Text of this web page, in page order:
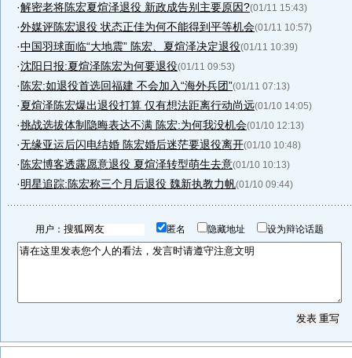
·解密老将陈宏夏煊泽退役 新政成告别主要原因?(01/11 15:43)
·外媒评陈宏退役 状态正佳为何不能得到平等机会(01/11 10:57)
·中国羽球面临“大地震” 陈宏、夏煊泽决定退役(01/11 10:39)
·沈阳日报:夏煊泽陈宏为何要退役(01/11 09:53)
· 陈宏:如退役首选回福建 不会加入“海外兵团”(01/11 07:13)
·夏煊泽陈宏爆出退役打算 仅有想法距离行动尚远(01/10 14:05)
·挑战选拔体制隐晦表达不满 陈宏:为何我没机会(01/10 12:13)
·无缘亚运后闪电结婚 陈宏婚后迷茫要退役离开(01/10 10:48)
· 陈宏博客透露愿意退役 夏煊泽转型萌生去意(01/10 10:13)
·明星追踪:陈宏称三个月后退役 魏新执教力帆(01/10 09:44)
用户： 匿名 隐藏地址 设为辩论话题